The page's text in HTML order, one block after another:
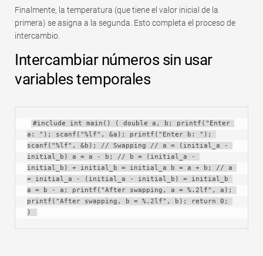
Finalmente, la temperatura (que tiene el valor inicial de la
primera) se asigna a la segunda. Esto completa el proceso de
intercambio.
Intercambiar números sin usar
variables temporales
#include int main() ( double a, b; printf("Enter
a: "); scanf("%lf", &a); printf("Enter b: ");
scanf("%lf", &b); // Swapping // a = (initial_a -
initial_b) a = a - b; // b = (initial_a -
initial_b) + initial_b = initial_a b = a + b; // a
= initial_a - (initial_a - initial_b) = initial_b
a = b - a; printf("After swapping, a = %.2lf", a);
printf("After swapping, b = %.2lf", b); return 0;
)